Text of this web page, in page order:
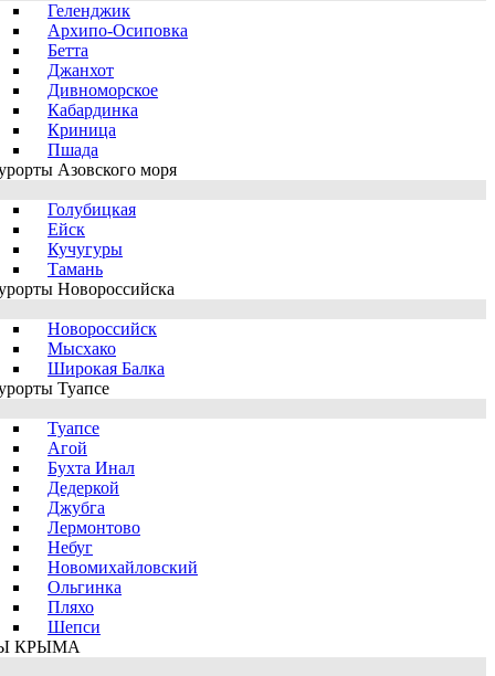
Геленджик
Архипо-Осиповка
Бетта
Джанхот
Дивноморское
Кабардинка
Криница
Пшада
Азовского моря
Голубицкая
Ейск
Кучугуры
Тамань
Новороссийска
Новороссийск
Мысхако
Широкая Балка
Туапсе
Туапсе
Агой
Бухта Инал
Дедеркой
Джубга
Лермонтово
Небуг
Новомихайловский
Ольгинка
Пляхо
Шепси
КРЫМА